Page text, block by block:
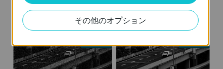
3D DNRオフ 3D DNRオン
その他のオプション